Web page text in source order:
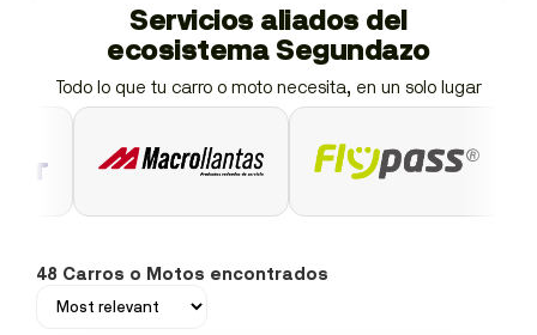
Servicios aliados del
ecosistema Segundazo
Todo lo que tu carro o moto necesita, en un solo lugar
48 Carros o Motos encontrados